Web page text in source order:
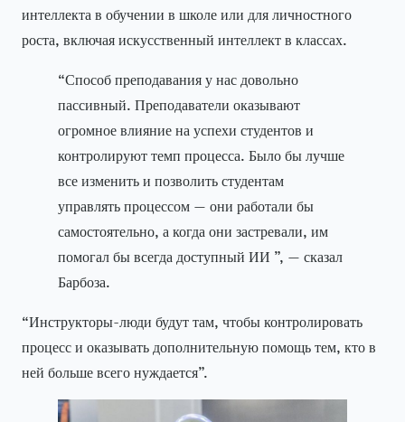
интеллекта в обучении в школе или для личностного
роста, включая искусственный интеллект в классах.
“Способ преподавания у нас довольно
пассивный. Преподаватели оказывают
огромное влияние на успехи студентов и
контролируют темп процесса. Было бы лучше
все изменить и позволить студентам
управлять процессом — они работали бы
самостоятельно, а когда они застревали, им
помогал бы всегда доступный ИИ ”, — сказал
Барбоза.
“Инструкторы-люди будут там, чтобы контролировать
процесс и оказывать дополнительную помощь тем, кто в
ней больше всего нуждается”.